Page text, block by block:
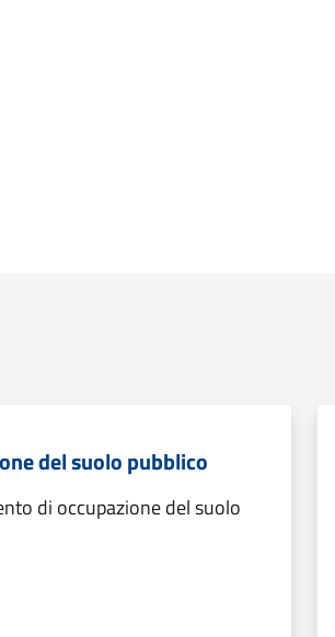
del suolo pubblico
di occupazione del suolo